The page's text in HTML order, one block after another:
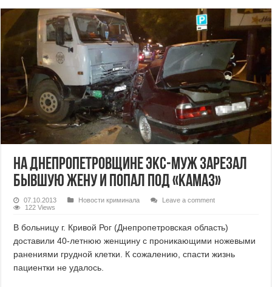
На Днепропетровщине экс-муж зарезал
бывшую жену и попал под «КАМАЗ»
07.10.2013 Новости криминала
Leave a comment
122 Views
В больницу г. Кривой Рог (Днепропетровская область)
доставили 40-летнюю женщину с проникающими ножевыми
ранениями грудной клетки. К сожалению, спасти жизнь
пациентки не удалось.